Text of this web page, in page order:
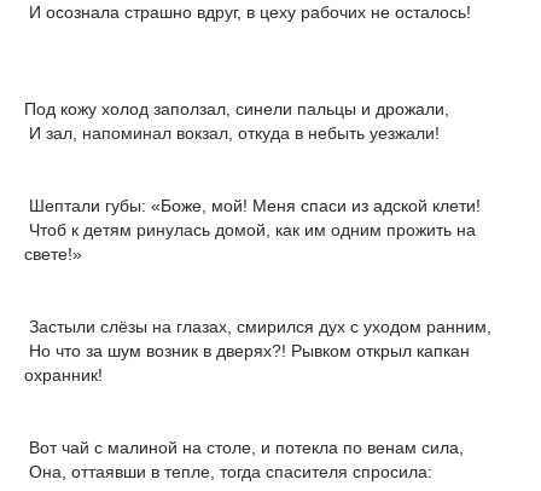
И осознала страшно вдруг, в цеху рабочих не осталось!
Под кожу холод заползал, синели пальцы и дрожали,
И зал, напоминал вокзал, откуда в небыть уезжали!
Шептали губы: «Боже, мой! Меня спаси из адской клети!
Чтоб к детям ринулась домой, как им одним прожить на
свете!»
Застыли слёзы на глазах, смирился дух с уходом ранним,
Но что за шум возник в дверях?! Рывком открыл капкан
охранник!
Вот чай с малиной на столе, и потекла по венам сила,
Она, оттаявши в тепле, тогда спасителя спросила: